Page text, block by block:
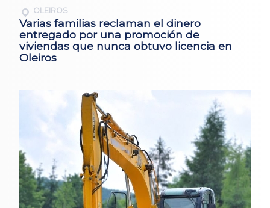
OLEIROS
Varias familias reclaman el dinero
entregado por una promoción de
viviendas que nunca obtuvo licencia en
Oleiros